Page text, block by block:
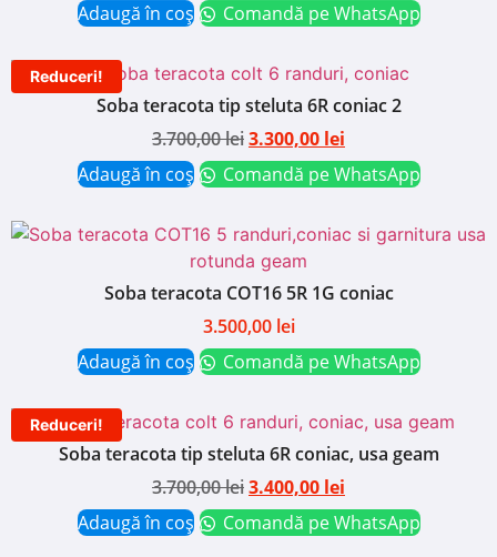
Adaugă în coș
Comandă pe WhatsApp
Reduceri!
Soba teracota tip steluta 6R coniac 2
3.700,00lei3.300,00 lei
Adaugă în coș
Comandă pe WhatsApp
Soba teracota COT16 5R 1G coniac
3.500,00 lei
Adaugă în coș
Comandă pe WhatsApp
Reduceri!
Soba teracota tip steluta 6R coniac, usa geam
3.700,00lei3.400,00 lei
Adaugă în coș
Comandă pe WhatsApp